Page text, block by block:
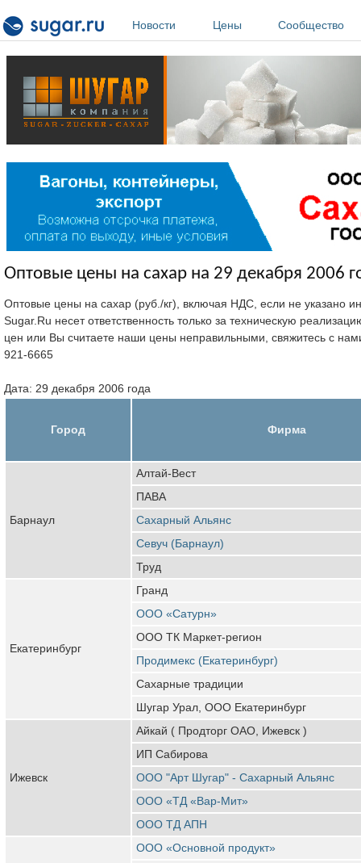
Новости
Цены Сообщество
Оптовые цены на сахар на 29 декабря 2006
Оптовые цены на сахар (руб./кг), включая НДС, если не указано
Sugar.Ru несет ответственность только за техническую
цен или Вы считаете наши цены неправильными, свяжитесь с
921-6665
Дата: 29 декабря 2006 года
Город Фирма
Барнаул
Алтай-Вест
ПАВА
Сахарный Альянс
Севуч (Барнаул)
Труд
Екатеринбург
Гранд
ООО «Сатурн»
ООО ТК Маркет-регион
Продимекс (Екатеринбург)
Сахарные традиции
Шугар Урал, ООО Екатеринбург
Ижевск
Айкай ( Продторг ОАО, Ижевск )
ИП Сабирова
ООО "Арт Шугар" - Сахарный Альянс
ООО «ТД «Вар-Мит»
ООО ТД АПН
ООО «Основной продукт»